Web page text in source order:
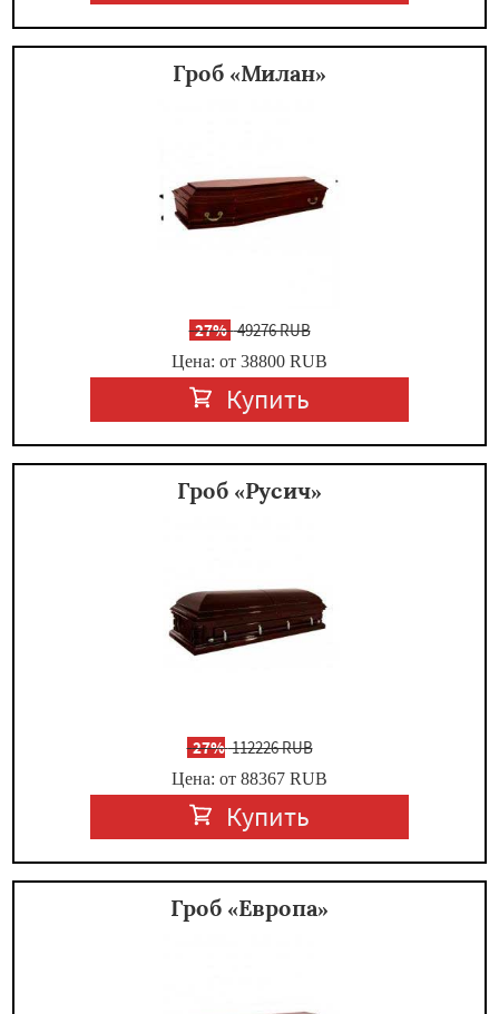
Гроб «Милан»
-27%49276 RUB
Цена: от 38800 RUB
Купить
Гроб «Русич»
-27%112226 RUB
Цена: от 88367 RUB
Купить
Гроб «Европа»